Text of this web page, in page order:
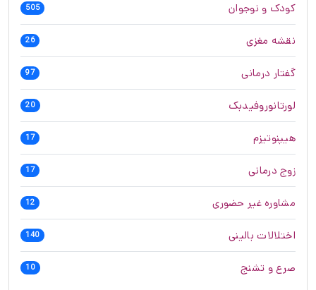
کودک و نوجوان 505
نقشه مغزی 26
گفتار درمانی 97
لورتانوروفیدبک 20
هیپنوتیزم 17
زوج درمانی 17
مشاوره غیر حضوری 12
اختلالات بالینی 140
صرع و تشنج 10